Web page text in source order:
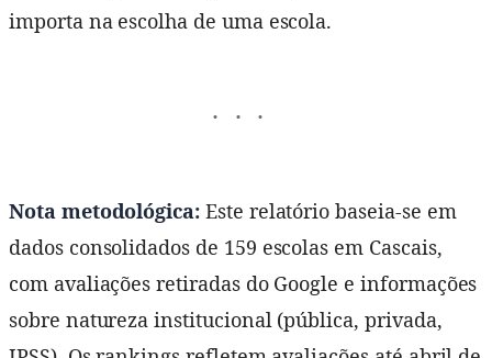
importa na escolha de uma escola.
Nota metodológica: Este relatório baseia-se em
dados consolidados de 159 escolas em Cascais,
com avaliações retiradas do Google e informações
sobre natureza institucional (pública, privada,